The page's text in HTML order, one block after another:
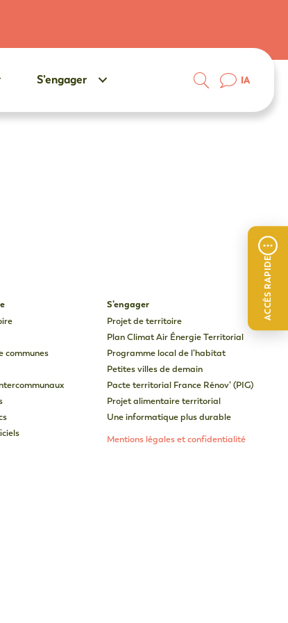
ACCÈS RAPIDE
S’engager IA
communes
S’engager
Projet de territoire
Plan Climat Air Énergie Territorial
Programme local de l’habitat
Petites villes de demain
Pacte territorial France Rénov’ (PIG)
Projet alimentaire territorial
Une informatique plus durable
Mentions légales et confidentialité